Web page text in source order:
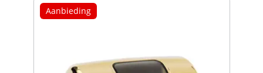
Aanbieding